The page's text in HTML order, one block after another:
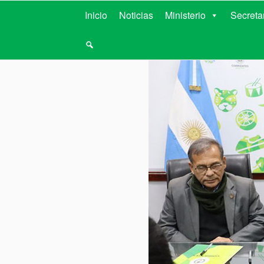
MINISTERIO
Inicio Noticias Ministerio